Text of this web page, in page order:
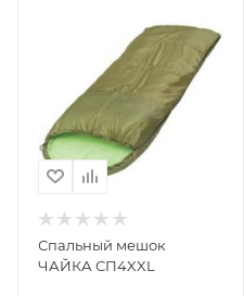
Спальный мешок
ЧАЙКА СП4XXL